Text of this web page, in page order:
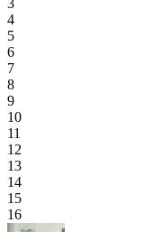
3
4
5
6
7
8
9
10
11
12
13
14
15
16